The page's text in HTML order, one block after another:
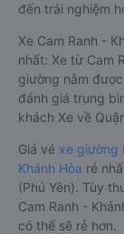
đến trải nghiệm
Xe Cam Ranh -
nhất: Xe từ Cam
giường nằm
đánh giá trung
khách Xe về
Giá vé xe giường
Khánh Hòa rẻ
(Phú Yên). Tùy
Cam Ranh -
có thể sẽ rẻ hơn.